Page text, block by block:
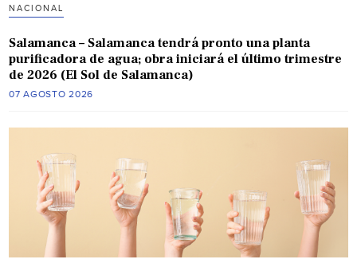
NACIONAL
Salamanca – Salamanca tendrá pronto una planta
purificadora de agua; obra iniciará el último trimestre
de 2026 (El Sol de Salamanca)
07 AGOSTO 2026